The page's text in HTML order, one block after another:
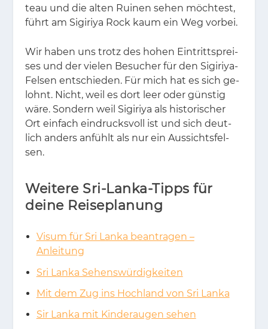
teau und die al­ten Rui­nen se­hen möch­test,
führt am Si­gi­riya Rock kaum ein Weg vor­bei.
Wir ha­ben uns trotz des ho­hen Ein­tritts­prei­
ses und der vie­len Be­su­cher für den Si­gi­riya-
Fel­sen ent­schie­den. Für mich hat es sich ge­
lohnt. Nicht, weil es dort leer oder güns­tig
wäre. Son­dern weil Si­gi­riya als his­to­ri­scher
Ort ein­fach ein­drucks­voll ist und sich deut­
lich an­ders an­fühlt als nur ein Aus­sichts­fel­
sen.
Weitere Sri-Lanka-Tipps für
deine Reiseplanung
Visum für Sri Lanka beantragen –
Anleitung
Sri Lanka Sehenswürdigkeiten
Mit dem Zug ins Hochland von Sri Lanka
Sir Lanka mit Kinderaugen sehen